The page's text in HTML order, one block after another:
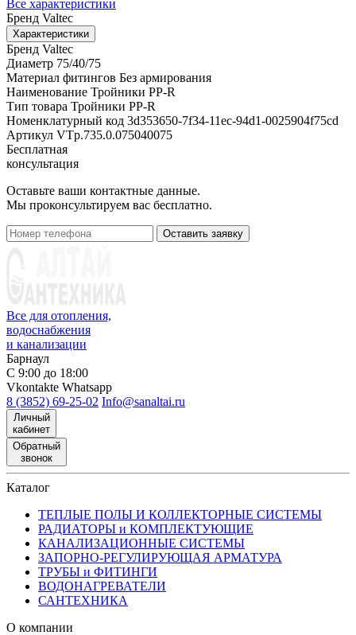
Все характеристики
Бренд Valtec
Характеристики
Бренд Valtec
Диаметр 75/40/75
Материал фитингов Без армирования
Наименование Тройники PP-R
Тип товара Тройники PP-R
Номенклатурный код 3d353650-7f34-11ec-94d1-0025904f75cd
Артикул VTp.735.0.075040075
Бесплатная
консультация
Оставьте ваши контактные данные.
Мы проконсультируем вас бесплатно.
Оставить заявку
Все для отопления,
водоснабжения
и канализации
Барнаул
С 9:00 до 18:00
Vkontakte Whatsapp
8 (3852) 69-25-02 Info@sanaltai.ru
Личный
кабинет
Обратный
звонок
Каталог
ТЕПЛЫЕ ПОЛЫ И КОЛЛЕКТОРНЫЕ СИСТЕМЫ
РАДИАТОРЫ и КОМПЛЕКТУЮЩИЕ
КАНАЛИЗАЦИОННЫЕ СИСТЕМЫ
ЗАПОРНО-РЕГУЛИРУЮЩАЯ АРМАТУРА
ТРУБЫ и ФИТИНГИ
ВОДОНАГРЕВАТЕЛИ
САНТЕХНИКА
О компании